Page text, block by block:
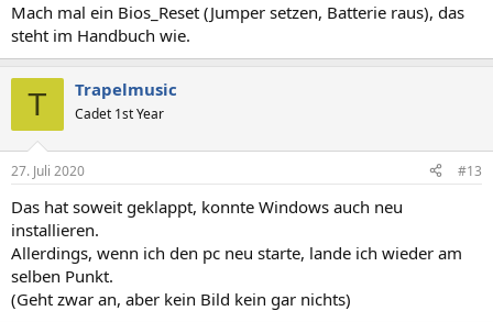
Mach mal ein Bios_Reset (Jumper setzen, Batterie raus), das
steht im Handbuch wie.
T Trapelmusic
Cadet 1st Year
27. Juli 2020 #13
Das hat soweit geklappt, konnte Windows auch neu
installieren.
Allerdings, wenn ich den pc neu starte, lande ich wieder am
selben Punkt.
(Geht zwar an, aber kein Bild kein gar nichts)